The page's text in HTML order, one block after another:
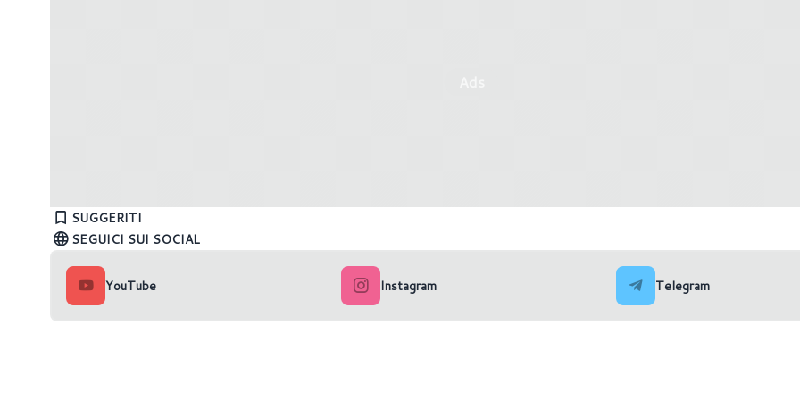
SUGGERITI
uscita nel 2025 (Settimana 11)
Marzo 2025
uscita nel 2025
SEGUICI SUI SOCIAL
YouTube Instagram Telegram